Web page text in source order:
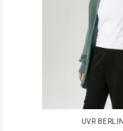
UVR BERLIN